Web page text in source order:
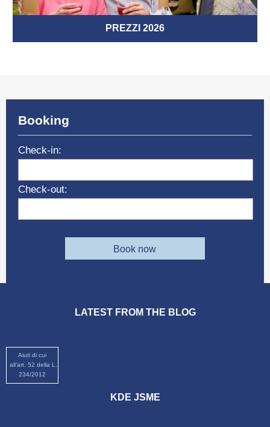
PREZZI 2026
Booking
Check-in:
Check-out:
Book now
LATEST FROM THE BLOG
Aiuti di cui
all’art. 52 della L.
234/2012
KDE JSME